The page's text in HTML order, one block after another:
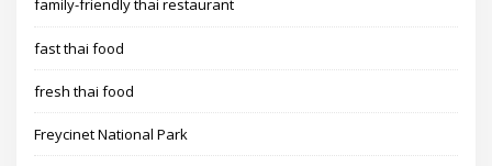
family-friendly thai restaurant
fast thai food
fresh thai food
Freycinet National Park